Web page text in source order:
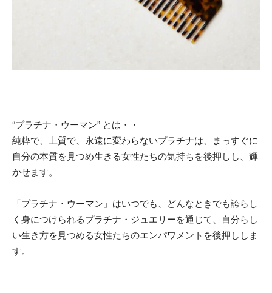
“プラチナ・ウーマン” とは・・
純粋で、上質で、永遠に変わらないプラチナは、まっすぐに
自分の本質を見つめ生きる女性たちの気持ちを後押しし、輝
かせます。
「プラチナ・ウーマン」はいつでも、どんなときでも誇らし
く身につけられるプラチナ・ジュエリーを通じて、自分らし
い生き方を見つめる女性たちのエンパワメントを後押ししま
す。